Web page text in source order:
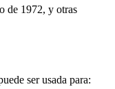
de 1972, y otras
ser usada para: